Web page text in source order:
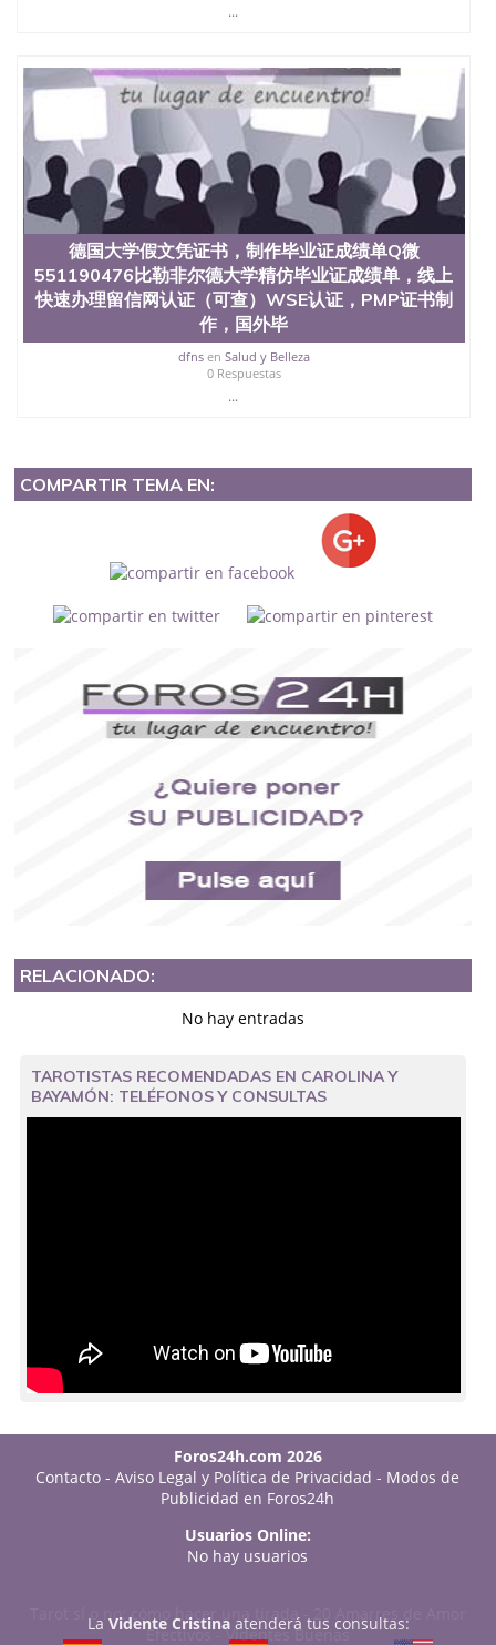
...
德国大学假文凭证书，制作毕业证成绩单Q微
551190476比勒非尔德大学精仿毕业证成绩单，线上
快速办理留信网认证（可查）WSE认证，PMP证书制
作，国外毕
dfnsen Salud y Belleza
0 Respuestas
...
COMPARTIR TEMA EN:
RELACIONADO:
No hay entradas
TAROTISTAS RECOMENDADAS EN CAROLINA Y
BAYAMÓN: TELÉFONOS Y CONSULTAS
Foros24h.com 2026
Contacto -Aviso Legal y Política de Privacidad - Modos de
Publicidad en Foros24h
Usuarios Online:
No hay usuarios
Tarot sí o no: cómo hacer una tirada-
20 Amarres de Amor
Efectivos-Videntes Buenas
La Vidente Cristinaatenderá tus consultas: